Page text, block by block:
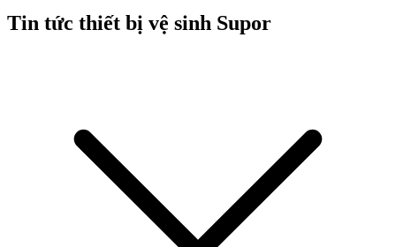
Tin tức thiết bị vệ sinh Supor